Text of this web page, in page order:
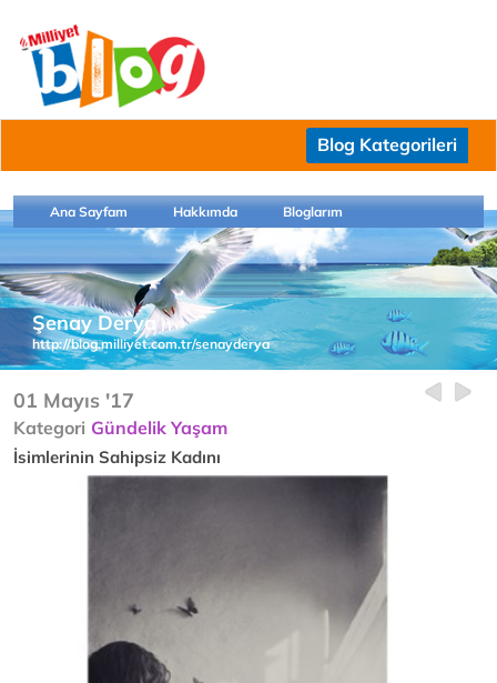
Blog Kategorileri
Ana Sayfam Hakkımda Bloglarım
Şenay Derya
http://blog.milliyet.com.tr/senayderya
01 Mayıs '17
Kategori Gündelik Yaşam
İsimlerinin Sahipsiz Kadını